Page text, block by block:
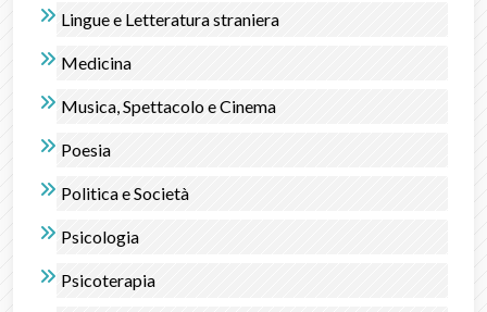
Lingue e Letteratura straniera
Medicina
Musica, Spettacolo e Cinema
Poesia
Politica e Società
Psicologia
Psicoterapia